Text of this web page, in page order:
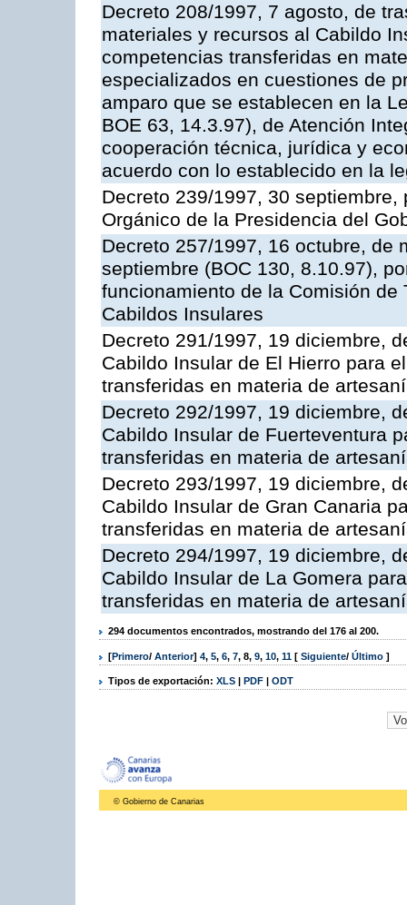
Decreto 208/1997, 7 agosto, de
materiales y recursos al Cabildo
competencias transferidas en
especializados en cuestiones de
amparo que se establecen en la
BOE 63, 14.3.97), de Atención
cooperación técnica, jurídica y
acuerdo con lo establecido en la
Decreto 239/1997, 30
Orgánico de la Presidencia del
Decreto 257/1997, 16 octubre, de
septiembre (BOC 130, 8.10.97),
funcionamiento de la Comisión
Cabildos Insulares
Decreto 291/1997, 19 diciembre,
Cabildo Insular de El Hierro para
transferidas en materia de
Decreto 292/1997, 19 diciembre,
Cabildo Insular de Fuerteventura
transferidas en materia de
Decreto 293/1997, 19 diciembre,
Cabildo Insular de Gran Canaria
transferidas en materia de
Decreto 294/1997, 19 diciembre,
Cabildo Insular de La Gomera
transferidas en materia de
294 documentos encontrados, mostrando del 176 al 200.
[Primero/ Anterior] 4, 5, 6, 7, 8, 9, 10, 11 [ Siguiente/ Último ]
Tipos de exportación: XLS | PDF | ODT
© Gobierno de Canarias